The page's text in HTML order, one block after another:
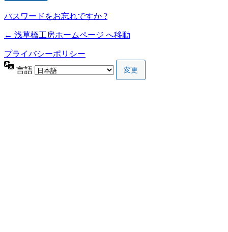
パスワードをお忘れですか ?
← 浅草橋工房ホームページ へ移動
プライバシーポリシー
言語